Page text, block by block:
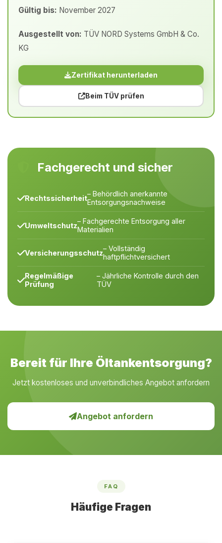
Gültig bis: November 2027
Ausgestellt von: TÜV NORD Systems GmbH & Co.
KG
Zertifikat herunterladen
Beim TÜV prüfen
Fachgerecht und sicher
Rechtssicherheit– Behördlich anerkannte
Entsorgungsnachweise
Umweltschutz– Fachgerechte Entsorgung aller
Materialien
Versicherungsschutz– Vollständig
haftpflichtversichert
Regelmäßige
Prüfung
– Jährliche Kontrolle durch den
TÜV
Bereit für Ihre Öltankentsorgung?
Jetzt kostenloses und unverbindliches Angebot anfordern
Angebot anfordern
FAQ
Häufige Fragen